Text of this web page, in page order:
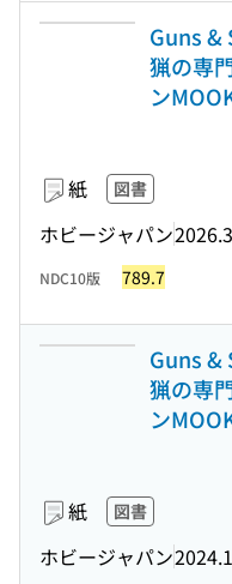
Guns &
猟の専
ン
紙 図書
ホビージャパン2026.3
NDC10版 789.7
Guns &
猟の専
ン
紙 図書
ホビージャパン